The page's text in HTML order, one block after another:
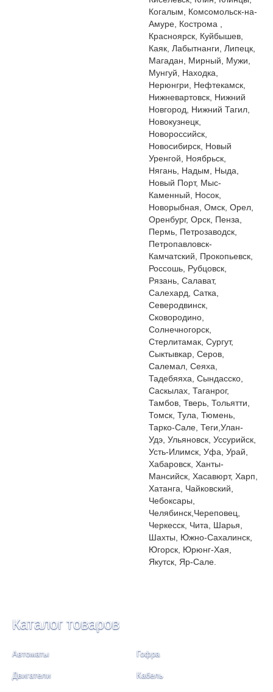
Когалым, Комсомольск-на-
Амуре, Кострома ,
Красноярск, Куйбышев,
Каяк, Лабытнанги, Липецк,
Магадан, Мирный, Мужи,
Мунгуй, Находка,
Нерюнгри, Нефтекамск,
Нижневартовск, Нижний
Новгород, Нижний Тагил,
Новокузнецк,
Новороссийск,
Новосибирск, Новый
Уренгой, Ноябрьск,
Нягань, Надым, Ныда,
Новый Порт, Мыс-
Каменный, Носок,
Новорыбная, Омск, Орел,
Оренбург, Орск, Пенза,
Пермь, Петрозаводск,
Петропавловск-
Камчатский, Прокопьевск,
Россошь, Рубцовск,
Рязань, Салават,
Салехард, Сатка,
Северодвинск,
Сковородино,
Солнечногорск,
Стерлитамак, Сургут,
Сыктывкар, Серов,
Салемал, Сеяха,
Тадебяяха, Сындасско,
Саскылах, Таганрог,
Тамбов, Тверь, Тольятти,
Томск, Тула, Тюмень,
Тарко-Сале, Теги,Улан-
Удэ, Ульяновск, Уссурийск,
Усть-Илимск, Уфа, Урай,
Хабаровск, Ханты-
Мансийск, Хасавюрт, Харп,
Хатанга, Чайковский,
Чебоксары,
Челябинск,Череповец,
Черкесск, Чита, Шарья,
Шахты, Южно-Сахалинск,
Югорск, Юрюнг-Хая,
Якутск, Яр-Сале.
Каталог товаров
Автоматы Гофра
Двигатели Кабель